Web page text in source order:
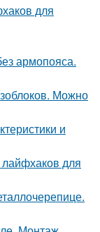
для
армопояса.
Можно
и
для